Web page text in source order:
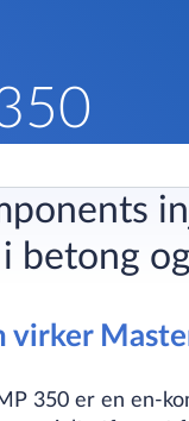
betong og
virker
350 er en en-